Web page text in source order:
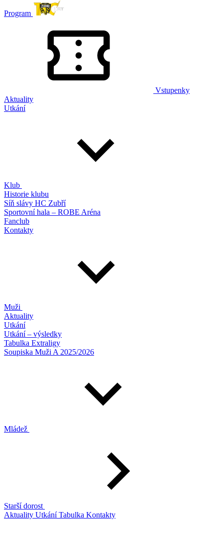
Program
Vstupenky
Aktuality
Utkání
Klub
Historie klubu
Síň slávy HC Zubří
Sportovní hala – ROBE Aréna
Fanclub
Kontakty
Muži
Aktuality
Utkání
Utkání – výsledky
Tabulka Extraligy
Soupiska Muži A 2025/2026
Mládež
Starší dorost
Aktuality UtkáníTabulka Kontakty